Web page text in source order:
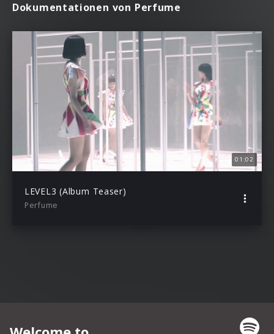
Dokumentationen von Perfume
01:02
LEVEL3 (Album Teaser)
Perfume